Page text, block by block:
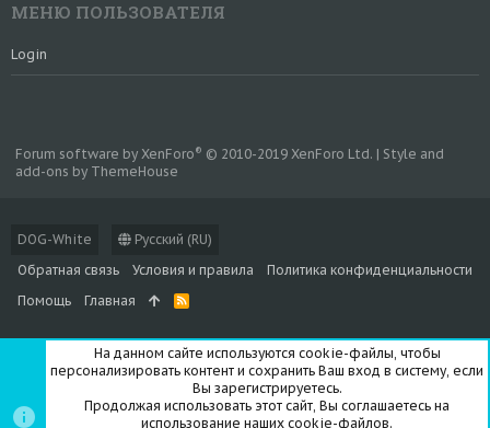
МЕНЮ ПОЛЬЗОВАТЕЛЯ
Login
DOG-White
Русский (RU)
Обратная связь
Условия и правила
Политика конфиденциальности
Помощь
Главная
R
S
Forum software by XenForo® © 2010-2019 XenForo Ltd. | Style and
add-ons by ThemeHouse
На данном сайте используются cookie-файлы, чтобы
персонализировать контент и сохранить Ваш вход в систему, если
Вы зарегистрируетесь.
Продолжая использовать этот сайт, Вы соглашаетесь на
использование наших cookie-файлов.